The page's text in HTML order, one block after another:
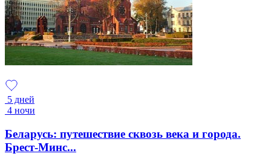
5 дней
4 ночи
Беларусь: путешествие сквозь века и города.
Брест-Минс...